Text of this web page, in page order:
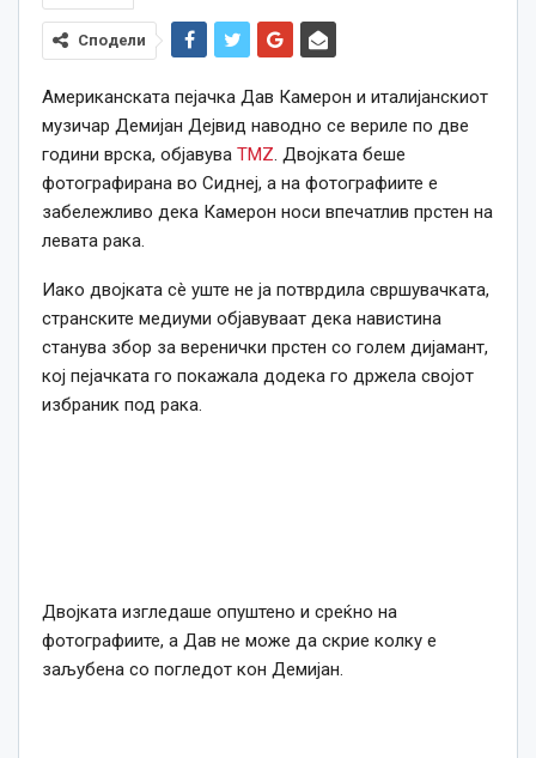
Сподели
Американската пејачка Дав Камерон и италијанскиот
музичар Демијан Дејвид наводно се вериле по две
години врска, објавува TMZ . Двојката беше
фотографирана во Сиднеј, а на фотографиите е
забележливо дека Камерон носи впечатлив прстен на
левата рака.
Иако двојката сè уште не ја потврдила свршувачката,
странските медиуми објавуваат дека навистина
станува збор за веренички прстен со голем дијамант,
кој пејачката го покажала додека го држела својот
избраник под рака.
Двојката изгледаше опуштено и среќно на
фотографиите, а Дав не може да скрие колку е
заљубена со погледот кон Демијан.